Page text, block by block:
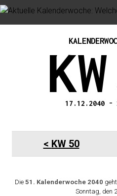
KW
17.12.2040 -
KW 50
Die 51. Kalenderwoche 2040
Sonntag, den